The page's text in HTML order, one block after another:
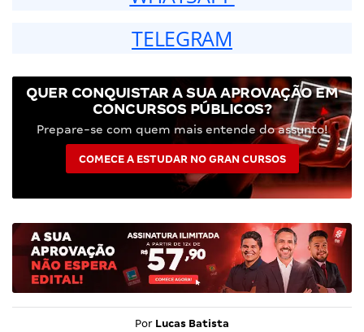
TELEGRAM
QUER CONQUISTAR A SUA APROVAÇÃO EM
CONCURSOS PÚBLICOS?
Prepare-se com quem mais entende do assunto!
COMECE A ESTUDAR NO GRAN CURSOS
Por Lucas Batista